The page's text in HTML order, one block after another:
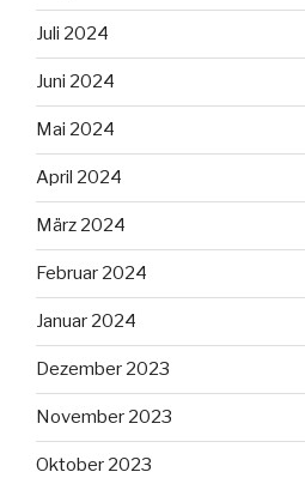
Juli 2024
Juni 2024
Mai 2024
April 2024
März 2024
Februar 2024
Januar 2024
Dezember 2023
November 2023
Oktober 2023